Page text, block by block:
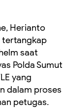
Herianto
tertangkap
saat
Polda Sumut
yang
dalam proses
petugas.